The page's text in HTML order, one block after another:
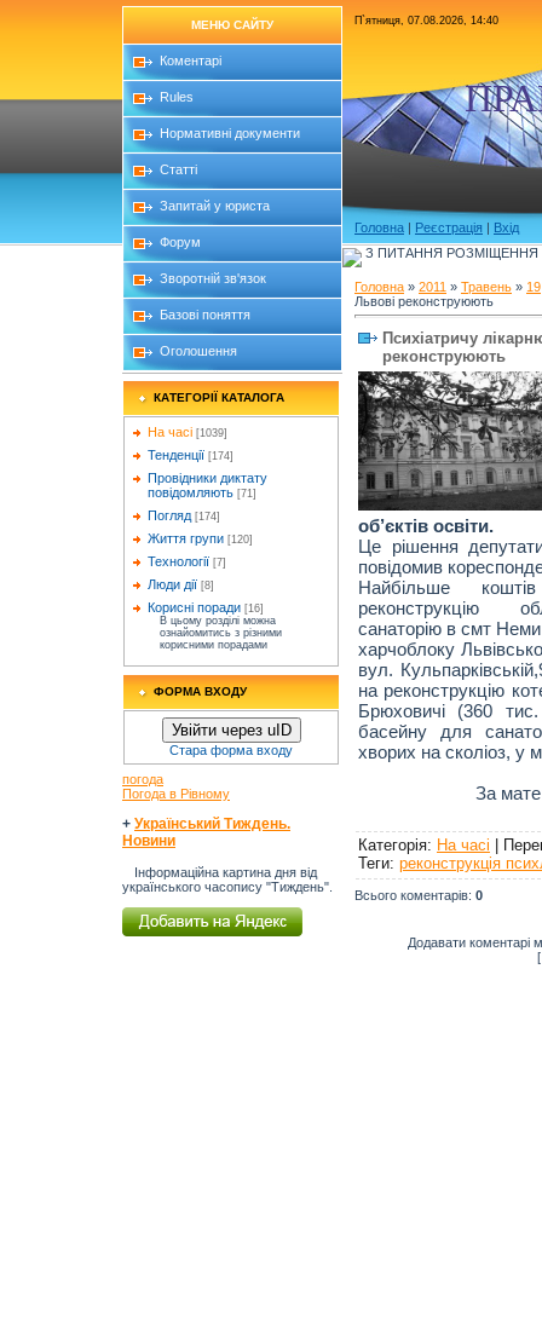
МЕНЮ САЙТУ
Коментарі
Rules
Нормативні документи
Статті
Запитай у юриста
Форум
Зворотній зв'язок
Базові поняття
Оголошення
КАТЕГОРІЇ КАТАЛОГА
На часі [1039]
Тенденції [174]
Провідники диктату
повідомляють [71]
Погляд [174]
Життя групи [120]
Технології [7]
Люди дії [8]
Корисні поради [16]
В цьому розділі можна
ознайомитись з різними
корисними порадами
ФОРМА ВХОДУ
Увійти через uID
Стара форма входу
погода
Погода в Рівному
+ Український Тиждень.
Новини
Інформаційна картина дня від
українського часопису "Тиждень".
П`ятниця, 07.08.2026, 14:40
Головна | Реєстрація | Вхід
З ПИТАННЯ РОЗМІЩЕННЯ
Головна » 2011 » Травень » 19
Львові реконструюють
Психіатричу
реконструюють
об’єктів освіти.
Це рішення
повідомив
Найбільше
реконструкцію
санаторію в смт
харчоблоку
вул.
на реконструкцію
Брюховичі (360
басейну для
хворих на сколіоз, у
За
Категорія: На часі |
Теги: реконструкція
Всього коментарів: 0
Додавати коментарі